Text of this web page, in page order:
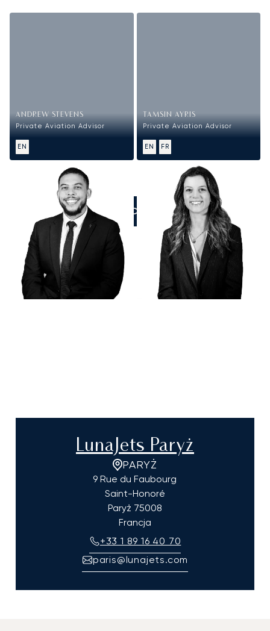
ANDREW STEVENS
Private Aviation Advisor
EN
TAMSIN AYRIS
Private Aviation Advisor
EN FR
ZADZWOŃCIE DO NAS
LunaJets Paryż
PARYŻ
9 Rue du Faubourg
Saint-Honoré
Paryż 75008
Francja
+33 1 89 16 40 70
paris@lunajets.com